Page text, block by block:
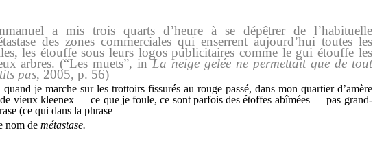
a mis trois quarts d’heure à se dépêtrer de l’habituelle
des zones commerciales qui enserrent aujourd’hui toutes les
les étouffe sous leurs logos publicitaires comme le gui étouffe les
arbres. (“Les muets”, inLa neige gelée ne permettait que de tout
pas, 2005, p. 56)
je marche sur les trottoirs fissurés au rouge passé, dans mon quartier d’amère
vieux kleenex — ce que je foule, ce sont parfois des étoffes abîmées — pas grand-
(ce qui dans la phrase
nom de métastase.